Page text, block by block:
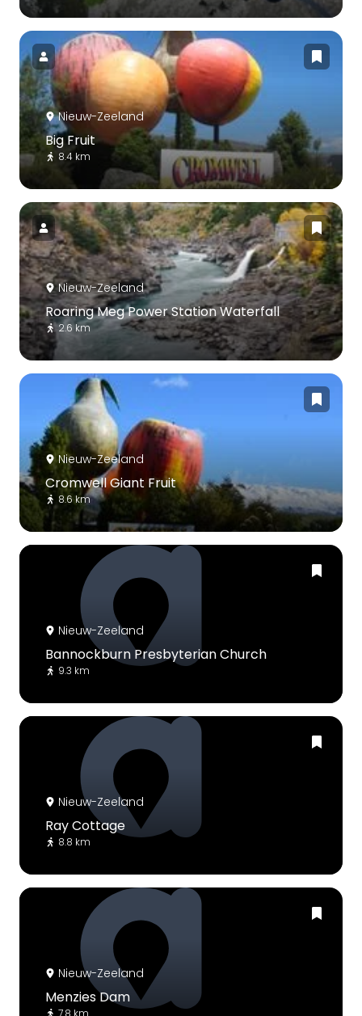
Nieuw-Zeeland
Big Fruit
8.4 km
Nieuw-Zeeland
Roaring Meg Power Station Waterfall
2.6 km
Nieuw-Zeeland
Cromwell Giant Fruit
8.6 km
Nieuw-Zeeland
Bannockburn Presbyterian Church
9.3 km
Nieuw-Zeeland
Ray Cottage
8.8 km
Nieuw-Zeeland
Menzies Dam